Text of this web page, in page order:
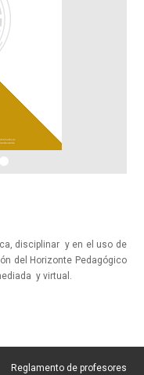
disciplinar y en el uso de
del Horizonte Pedagógico
y virtual.
Reglamento de profesores